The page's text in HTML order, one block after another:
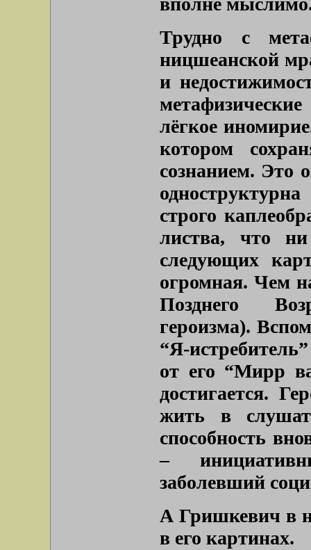
Трудно с
ницшеанской
и
лёгкое
котором
сознанием. Это
строго
листва, что
следующих
огромная. Чем
Позднего
героизма).
“Я-
от его “Мирр
достигается.
жить в
способность
–
заболевший
А Гришкевич в
в его картинах.